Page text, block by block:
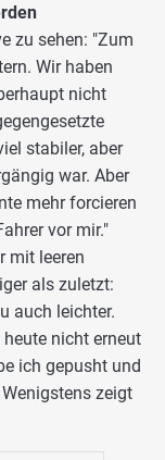
zu sehen: "Zum
Wir haben
nicht
stabiler, aber
war. Aber
mehr forcieren
vor mir."
mit leeren
als zuletzt:
auch leichter.
nicht erneut
ich gepusht und
zeigt